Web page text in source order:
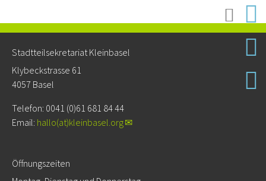
Stadtteilsekretariat Kleinbasel
Klybeckstrasse 61
4057 Basel
Telefon: 0041 (0)61 681 84 44
Email: hallo(at)kleinbasel.org
Öffnungszeiten